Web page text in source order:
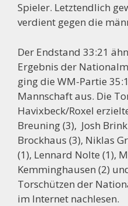
Spieler. Letztendlich
verdient gegen die
Der Endstand 33:21
Ergebnis der
ging die WM-Partie
Mannschaft aus. Die
Havixbeck/Roxel
Breuning (3), Josh
Brockhaus (3), Niklas
(1), Lennard Nolte (1),
Kemminghausen (2)
Torschützen der
im Internet nachlesen.